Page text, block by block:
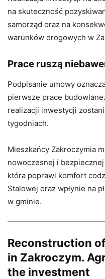
na skuteczność
samorząd oraz na
warunków drogowych w
Prace ruszą
Podpisanie umowy
pierwsze prace
realizacji inwestycji
tygodniach.
Mieszkańcy Zakroczymia
nowoczesnej i
która poprawi komfort
Stalowej oraz wpłynie na
w gminie.
Reconstruction
in Zakroczym.
the investment